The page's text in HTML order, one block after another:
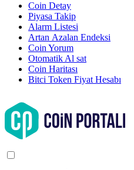
Coin Detay
Piyasa Takip
Alarm Listesi
Artan Azalan Endeksi
Coin Yorum
Otomatik Al sat
Coin Haritası
Bitci Token Fiyat Hesabı